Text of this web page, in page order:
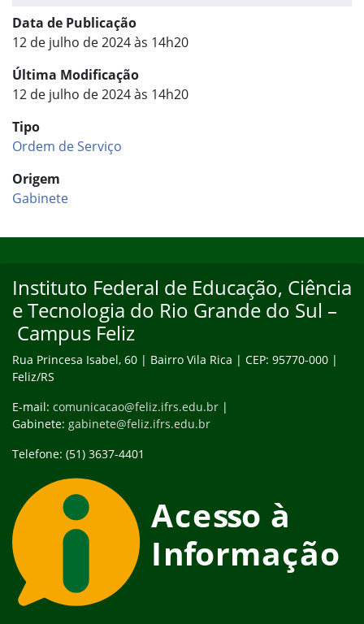
Data de Publicação
12 de julho de 2024 às 14h20
Última Modificação
12 de julho de 2024 às 14h20
Tipo
Ordem de Serviço
Origem
Gabinete
Instituto Federal de Educação, Ciência
e Tecnologia do Rio Grande do Sul –
Campus Feliz
Rua Princesa Isabel, 60 | Bairro Vila Rica | CEP: 95770-000 |
Feliz/RS
E-mail: comunicacao@feliz.ifrs.edu.br |
Gabinete: gabinete@feliz.ifrs.edu.br
Telefone: (51) 3637-4401